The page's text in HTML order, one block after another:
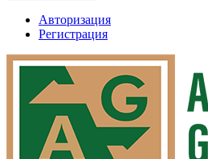
Авторизация
Регистрация